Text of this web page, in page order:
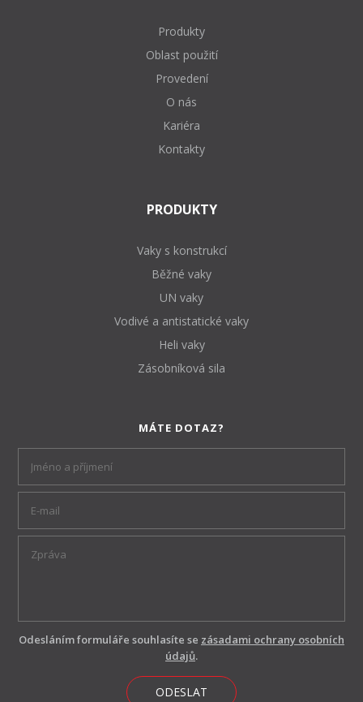
Produkty
Oblast použití
Provedení
O nás
Kariéra
Kontakty
PRODUKTY
Vaky s konstrukcí
Běžné vaky
UN vaky
Vodivé a antistatické vaky
Heli vaky
Zásobníková sila
MÁTE DOTAZ?
Odesláním formuláře souhlasíte se zásadami ochrany osobních
údajů.
ODESLAT